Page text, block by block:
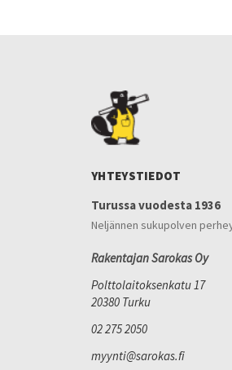
YHTEYSTIEDOT
Turussa vuodesta 1936
Neljännen sukupolven
Rakentajan Sarokas Oy
Polttolaitoksenkatu 17
20380 Turku
02 275 2050
myynti@sarokas.fi